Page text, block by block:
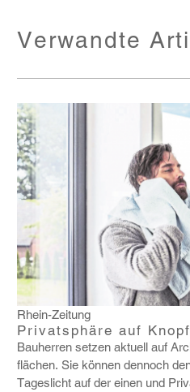
Verwandte
Rhein-Zeitung
Privatsphäre auf
Bauherren setzen aktuell auf
flä­chen. Sie können dennoch
Tages­licht auf der einen und